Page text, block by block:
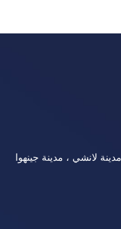
مدينة لانشي ، مدينة جينهوا